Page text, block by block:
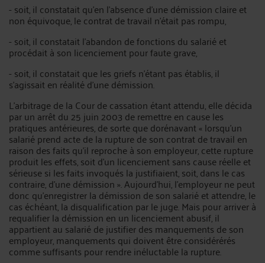
- soit, il constatait qu'en l'absence d'une démission claire et
non équivoque, le contrat de travail n'était pas rompu,
- soit, il constatait l'abandon de fonctions du salarié et
procédait à son licenciement pour faute grave,
- soit, il constatait que les griefs n'étant pas établis, il
s'agissait en réalité d'une démission.
L'arbitrage de la Cour de cassation étant attendu, elle décida
par un arrêt du 25 juin 2003 de remettre en cause les
pratiques antérieures, de sorte que dorénavant « lorsqu'un
salarié prend acte de la rupture de son contrat de travail en
raison des faits qu'il reproche à son employeur, cette rupture
produit les effets, soit d'un licenciement sans cause réelle et
sérieuse si les faits invoqués la justifiaient, soit, dans le cas
contraire, d'une démission ». Aujourd'hui, l'employeur ne peut
donc qu'enregistrer la démission de son salarié et attendre, le
cas échéant, la disqualification par le juge. Mais pour arriver à
requalifier la démission en un licenciement abusif, il
appartient au salarié de justifier des manquements de son
employeur, manquements qui doivent être considérérés
comme suffisants pour rendre inéluctable la rupture.